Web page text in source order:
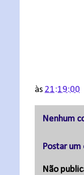
às 21:19:00
Nenhum
Postar
Não